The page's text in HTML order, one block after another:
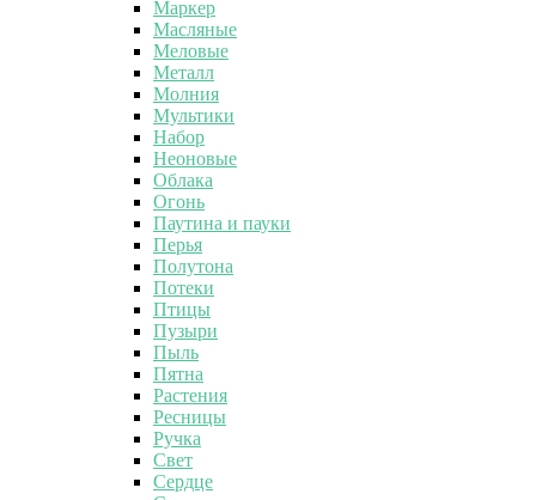
Маркер
Масляные
Меловые
Металл
Молния
Мультики
Набор
Неоновые
Облака
Огонь
Паутина и пауки
Перья
Полутона
Потеки
Птицы
Пузыри
Пыль
Пятна
Растения
Ресницы
Ручка
Свет
Сердце